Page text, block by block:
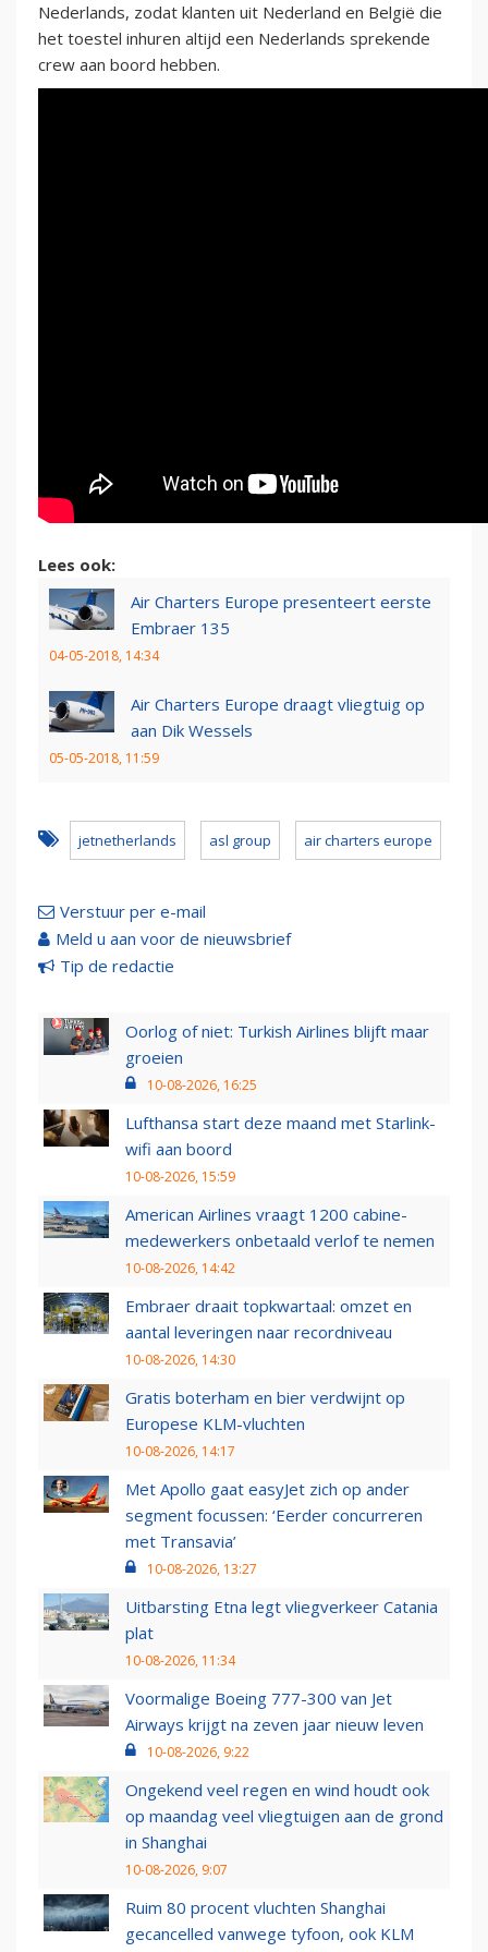
Nederlands, zodat klanten uit Nederland en België die
het toestel inhuren altijd een Nederlands sprekende
crew aan boord hebben.
Lees ook:
Air Charters Europe presenteert eerste
Embraer 135
04-05-2018, 14:34
Air Charters Europe draagt vliegtuig op
aan Dik Wessels
05-05-2018, 11:59
jetnetherlands asl group air charters europe
Verstuur per e-mail
Meld u aan voor de nieuwsbrief
Tip de redactie
Oorlog of niet: Turkish Airlines blijft maar
groeien
10-08-2026, 16:25
Lufthansa start deze maand met Starlink-
wifi aan boord
10-08-2026, 15:59
American Airlines vraagt 1200 cabine-
medewerkers onbetaald verlof te nemen
10-08-2026, 14:42
Embraer draait topkwartaal: omzet en
aantal leveringen naar recordniveau
10-08-2026, 14:30
Gratis boterham en bier verdwijnt op
Europese KLM-vluchten
10-08-2026, 14:17
Met Apollo gaat easyJet zich op ander
segment focussen: ‘Eerder concurreren
met Transavia’
10-08-2026, 13:27
Uitbarsting Etna legt vliegverkeer Catania
plat
10-08-2026, 11:34
Voormalige Boeing 777-300 van Jet
Airways krijgt na zeven jaar nieuw leven
10-08-2026, 9:22
Ongekend veel regen en wind houdt ook
op maandag veel vliegtuigen aan de grond
in Shanghai
10-08-2026, 9:07
Ruim 80 procent vluchten Shanghai
gecancelled vanwege tyfoon, ook KLM